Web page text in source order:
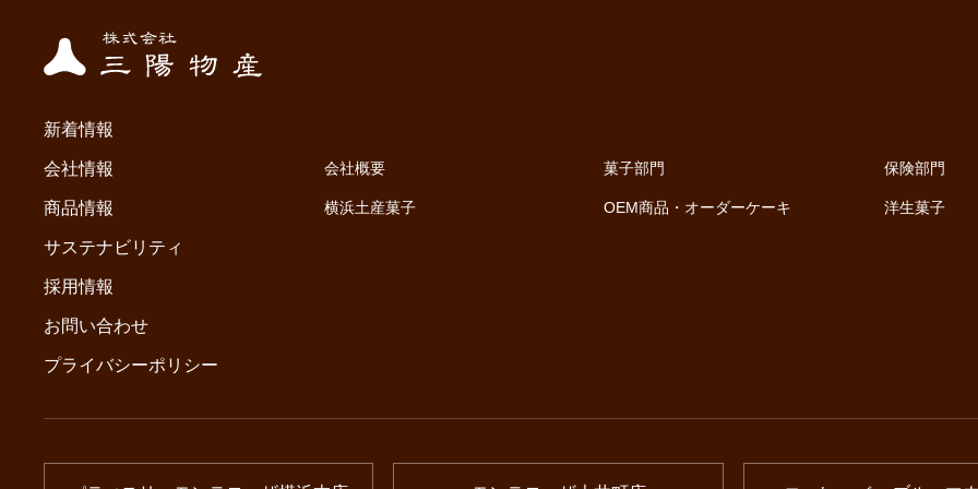
新着情報
会社情報 会社概要 菓子部門 保険部門
商品情報 横浜土産菓子 OEM商品・オーダーケーキ 洋生菓子
サステナビリティ
採用情報
お問い合わせ
プライバシーポリシー